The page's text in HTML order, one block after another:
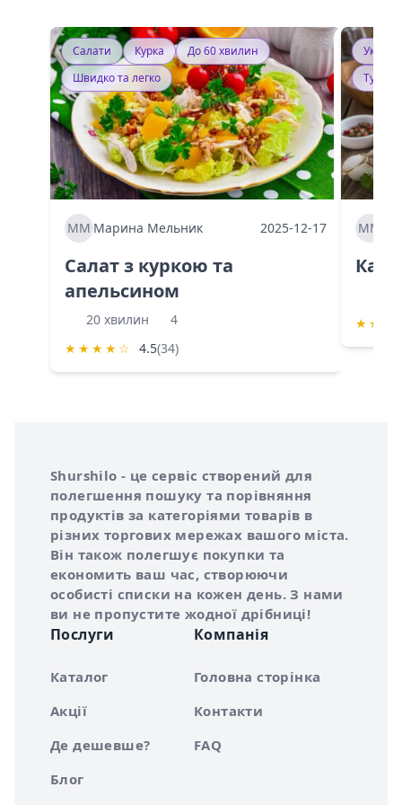
Салати Курка
До 60 хвилин
Швидко та легко
ММ Марина Мельник 2025-12-17
Салат з куркою та
апельсином
20 хвилин
4
★ ★ ★ ★ ☆ 4.5(34)
ММ
★ ★
Про сервіс Shurshilo
Shurshilo - це сервіс створений для
полегшення пошуку та порівняння
продуктів за категоріями товарів в
різних торгових мережах вашого міста.
Він також полегшує покупки та
економить ваш час, створюючи
особисті списки на кожен день. З нами
ви не пропустите жодної дрібниці!
Послуги
Каталог
Акції
Де дешевше?
Блог
Компанія
Головна сторінка
Контакти
FAQ